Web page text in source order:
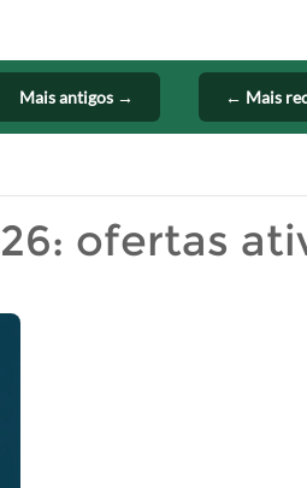
← Mais
Mais antigos →
ofertas